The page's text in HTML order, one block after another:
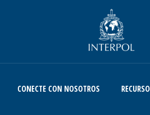
CONECTE CON NOSOTROS